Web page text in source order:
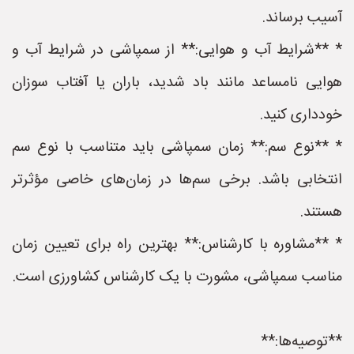
آسیب برساند.
* **شرایط آب و هوایی:** از سمپاشی در شرایط آب و
هوایی نامساعد مانند باد شدید، باران یا آفتاب سوزان
خودداری کنید.
* **نوع سم:** زمان سمپاشی باید متناسب با نوع سم
انتخابی باشد. برخی سم‌ها در زمان‌های خاصی مؤثرتر
هستند.
* **مشاوره با کارشناس:** بهترین راه برای تعیین زمان
مناسب سمپاشی، مشورت با یک کارشناس کشاورزی است.
**توصیه‌ها:**